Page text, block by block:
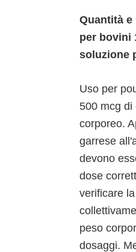
Quantità
per bovini
soluzione
Uso per
500 mcg
corporeo.
garrese
devono
dose
verificare
peso
dosaggi.